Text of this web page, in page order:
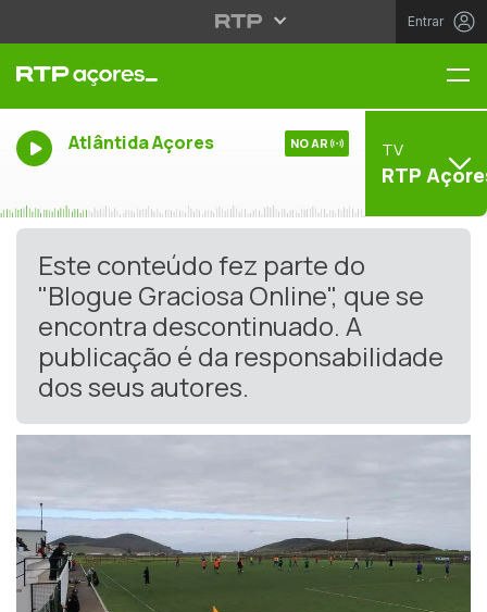
Entrar
Atlântida Açores NO AR TV
RTP
Este conteúdo fez parte do
"Blogue Graciosa Online", que se
encontra descontinuado. A
publicação é da responsabilidade
dos seus autores.